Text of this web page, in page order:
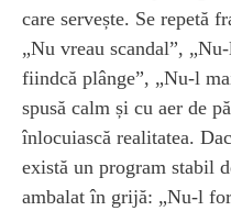
care servește. Se repetă
„Nu vreau scandal”,
fiindcă plânge”, „Nu-l
spusă calm și cu aer de
înlocuiască realitatea.
există un program stabil
ambalat în grijă: „Nu-l